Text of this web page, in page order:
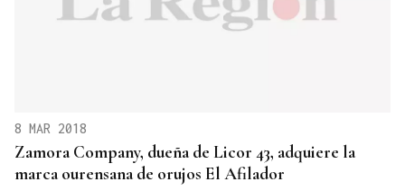
8 MAR 2018
Zamora Company, dueña de Licor 43, adquiere la
marca ourensana de orujos El Afilador